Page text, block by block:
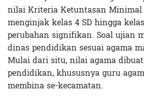
nilai Kriteria Ketuntasan Minimal
menginjak kelas 4 SD hingga
perubahan signifikan. Soal ujian
dinas pendidikan sesuai agama
Mulai dari situ, nilai agama
pendidikan, khususnya guru
membina se-kecamatan.